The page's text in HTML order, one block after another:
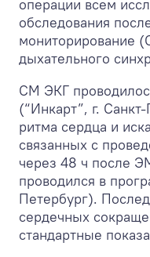
операции всем
обследования
мониторирование
дыхательного
СМ ЭКГ
(“Инкарт”, г.
ритма сердца и
связанных с
через 48 ч после
проводился в
Петербург).
сердечных
стандартные